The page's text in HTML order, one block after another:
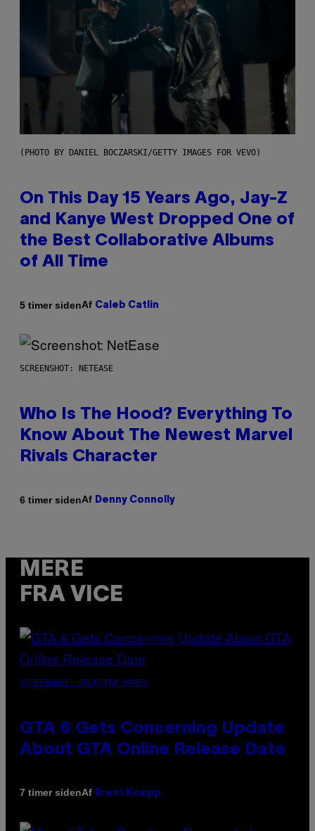
(PHOTO BY DANIEL BOCZARSKI/GETTY IMAGES FOR VEVO)
On This Day 15 Years Ago, Jay-Z
and Kanye West Dropped One of
the Best Collaborative Albums
of All Time
5 timer sidenAf Caleb Catlin
SCREENSHOT: NETEASE
Who Is The Hood? Everything To
Know About The Newest Marvel
Rivals Character
6 timer sidenAf Denny Connolly
MERE
FRA VICE
SCREENSHOT: ROCKSTAR GAMES
GTA 6 Gets Concerning Update
About GTA Online Release Date
7 timer sidenAf Brent Koepp